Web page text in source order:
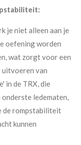
je niet alleen aan je
oefening worden
wat zorgt voor een
uitvoeren van
in de TRX, die
ledematen,
de rompstabiliteit
kunnen